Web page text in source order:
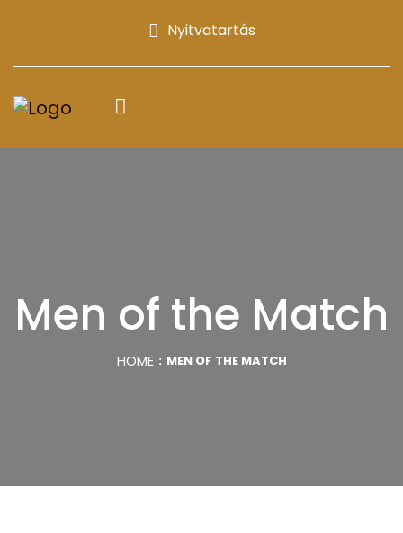
Nyitvatartás
Men of the Match
HOME MEN OF THE MATCH